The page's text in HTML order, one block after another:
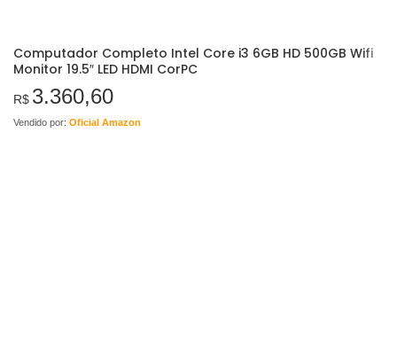
Computador Completo Intel Core i3 6GB HD 500GB Wifi
Monitor 19.5″ LED HDMI CorPC
R$ 3.360,60
Vendido por: Oficial Amazon